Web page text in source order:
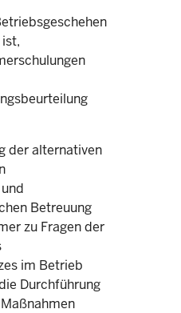
der alternativen
Betreuung
zu Fragen der
im Betrieb
Durchführung